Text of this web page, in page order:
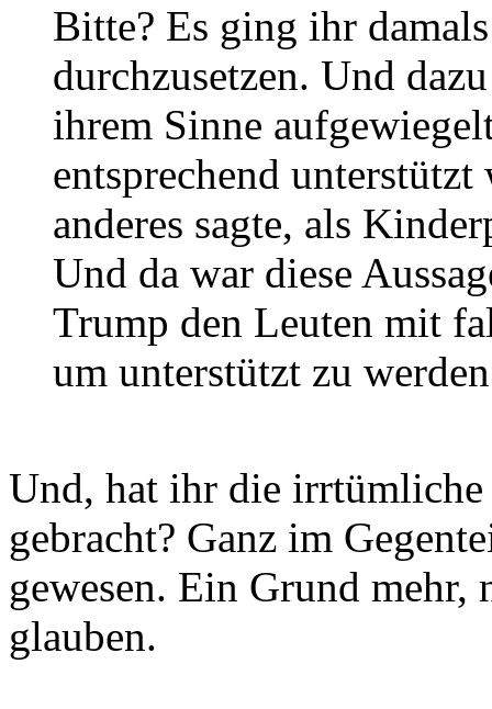
Bitte? Es ging ihr
durchzusetzen. Und
ihrem Sinne
entsprechend
anderes sagte, als
Und da war diese
Trump den Leuten mit
um unterstützt zu
Und, hat ihr die irrtümliche
gebracht? Ganz im
gewesen. Ein Grund mehr,
glauben.